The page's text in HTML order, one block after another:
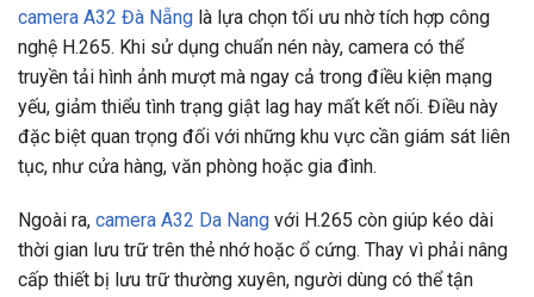
camera A32 Đà Nẵng là lựa chọn tối ưu nhờ tích hợp công
nghệ H.265. Khi sử dụng chuẩn nén này, camera có thể
truyền tải hình ảnh mượt mà ngay cả trong điều kiện mạng
yếu, giảm thiểu tình trạng giật lag hay mất kết nối. Điều này
đặc biệt quan trọng đối với những khu vực cần giám sát liên
tục, như cửa hàng, văn phòng hoặc gia đình.
Ngoài ra, camera A32 Da Nang với H.265 còn giúp kéo dài
thời gian lưu trữ trên thẻ nhớ hoặc ổ cứng. Thay vì phải nâng
cấp thiết bị lưu trữ thường xuyên, người dùng có thể tận